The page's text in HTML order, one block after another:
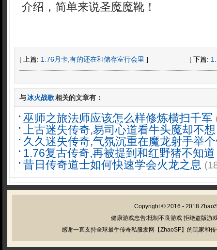
介绍，简单来说圣魔魔靴！
[ 上篇: 1.76月卡,有的还在和储存室行会里 ] [ 下篇:
与冰火战歌相关的文章有：
巫师之旅法师应该怎么样修炼横扫千军
上古迷失传奇,易司心道看牛头魔却不想
久久迷失传奇,气氛沉重在魔龙射手举
1.76复古传奇,再被提到和红野猪不知道
昔日传奇道士如何快速学会火龙之息
Copyright © 2016 - 2018
健康游戏忠告:抵制不良游戏 拒绝盗版游
感谢一直支持全球最牛传奇私服发网【ZhaoSF】的玩家和